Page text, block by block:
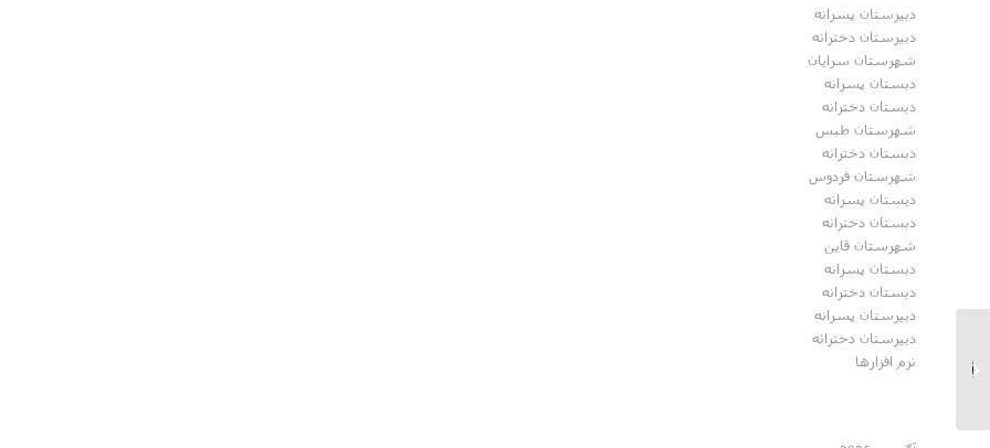
دبیرستان پسرانه
دبیرستان دخترانه
شهرستان سرایان
دبستان پسرانه
دبستان دخترانه
شهرستان طبس
دبستان دخترانه
شهرستان فردوس
دبستان پسرانه
دبستان دخترانه
شهرستان قاین
دبستان پسرانه
دبستان دخترانه
دبیرستان پسرانه
دبیرستان دخترانه
نرم افزارها
رونمایی از کتب هوش
مصنوعی و کامپیوتر تالیف